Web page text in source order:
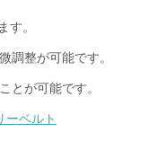
す。
調整が可能です。
とが可能です。
ベルト